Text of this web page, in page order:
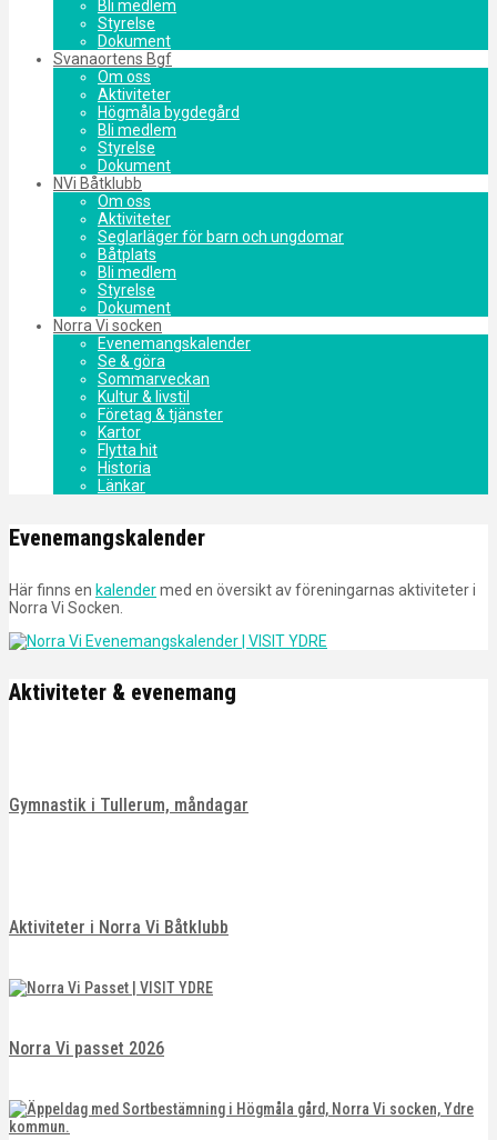
Bli medlem
Styrelse
Dokument
Svanaortens Bgf
Om oss
Aktiviteter
Högmåla bygdegård
Bli medlem
Styrelse
Dokument
NVi Båtklubb
Om oss
Aktiviteter
Seglarläger för barn och ungdomar
Båtplats
Bli medlem
Styrelse
Dokument
Norra Vi socken
Evenemangskalender
Se & göra
Sommarveckan
Kultur & livstil
Företag & tjänster
Kartor
Flytta hit
Historia
Länkar
Evenemangskalender
Här finns en kalendermed en översikt av föreningarnas aktiviteter i
Norra Vi Socken.
Aktiviteter & evenemang
Gymnastik i Tullerum, måndagar
Aktiviteter i Norra Vi Båtklubb
Norra Vi passet 2026